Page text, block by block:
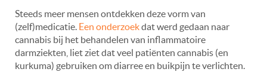
Steeds meer mensen ontdekken deze vorm van
(zelf)medicatie. Een onderzoekdat werd gedaan naar
cannabis bij het behandelen van inflammatoire
darmziekten, liet ziet dat veel patiënten cannabis (en
kurkuma) gebruiken om diarree en buikpijn te verlichten.